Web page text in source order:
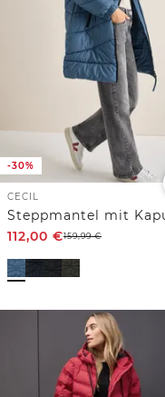
-30%
CECIL
Steppmantel mit
112,00 €159,99€